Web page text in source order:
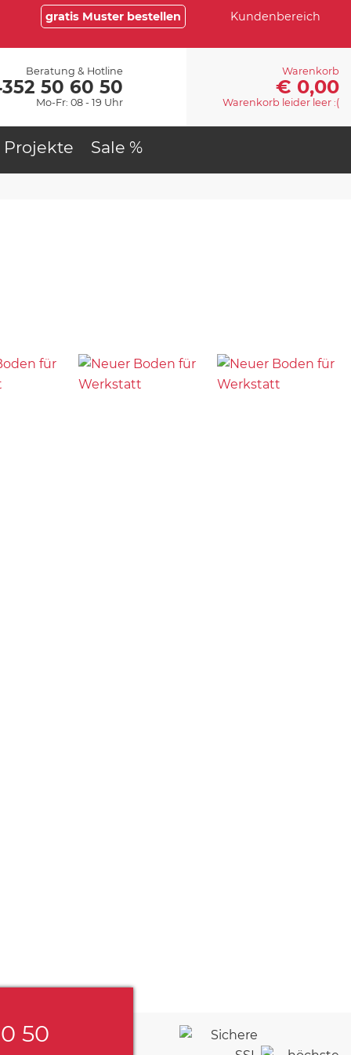
gratis Muster bestellen Kundenbereich
Beratung & Hotline
50 60 50
Mo-Fr: 08 - 19 Uhr
Warenkorb
€ 0,00
Warenkorb leider leer :(
Projekte Sale %
50